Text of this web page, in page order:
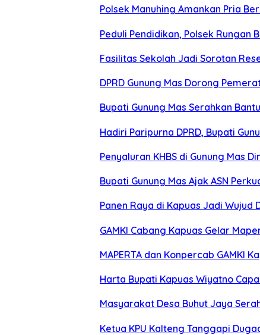
Polsek Manuhing Amankan Pria
Peduli Pendidikan, Polsek Rungan
Fasilitas Sekolah Jadi Sorotan
DPRD Gunung Mas Dorong
Bupati Gunung Mas Serahkan
Hadiri Paripurna DPRD, Bupati
Penyaluran KHBS di Gunung Mas
Bupati Gunung Mas Ajak ASN
Panen Raya di Kapuas Jadi
GAMKI Cabang Kapuas Gelar
MAPERTA dan Konpercab GAMKI
Harta Bupati Kapuas Wiyatno
Masyarakat Desa Buhut Jaya
Ketua KPU Kalteng Tanggapi